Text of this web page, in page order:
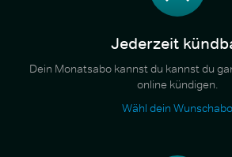
Jederzeit
Dein Monatsabo kannst du kannst du
online kündigen.
Wähl dein Wunschabo